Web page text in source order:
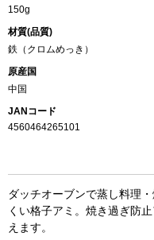
150g
材質(品質)
鉄（クロムめっき）
原産国
中国
JANコード
4560464265101
ダッチオーブンで蒸し料理
くい格子アミ。焼き過ぎ防
えます。